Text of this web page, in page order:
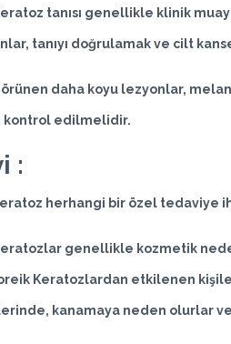
tanısı genellikle klinik
tanıyı doğrulamak ve cilt
daha koyu lezyonlar,
kontrol edilmelidir.
:
herhangi bir özel tedaviye
genellikle kozmetik
Keratozlardan etkilenen
kanamaya neden olurlar